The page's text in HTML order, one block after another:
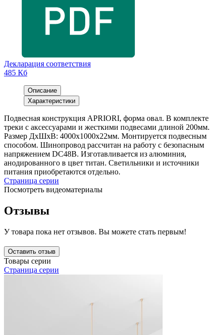
Декларация соответствия
485 Кб
Описание
Характеристики
Подвесная конструкция APRIORI, форма овал. В комплекте
треки с аксессуарами и жесткими подвесами длиной 200мм.
Размер ДxШxВ: 4000x1000x22мм. Монтируется подвесным
способом. Шинопровод рассчитан на работу с безопасным
напряжением DC48В. Изготавливается из алюминия,
анодированного в цвет титан. Светильники и источники
питания приобретаются отдельно.
Страница серии
Посмотреть видеоматериалы
Отзывы
У товара пока нет отзывов. Вы можете стать первым!
Оставить отзыв
Товары серии
Страница серии